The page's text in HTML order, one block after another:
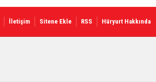
İletişim Sitene Ekle RSS Hüryurt Hakkında